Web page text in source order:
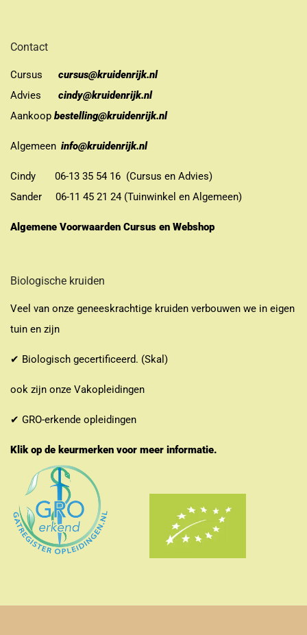
Contact
Cursus
cursus@kruidenrijk.nl
Advies
cindy@kruidenrijk.nl
Aankoop bestelling@kruidenrijk.nl
Algemeen info@kruidenrijk.nl
Cindy 06-13 35 54 16 (Cursus en Advies)
Sander 06-11 45 21 24 (Tuinwinkel en Algemeen)
Algemene Voorwaarden Cursus en Webshop
Biologische kruiden
Veel van onze geneeskrachtige kruiden verbouwen we in eigen
tuin en zijn
✔ Biologisch gecertificeerd. (Skal)
ook zijn onze Vakopleidingen
✔ GRO-erkende opleidingen
Klik op de keurmerken voor meer informatie.